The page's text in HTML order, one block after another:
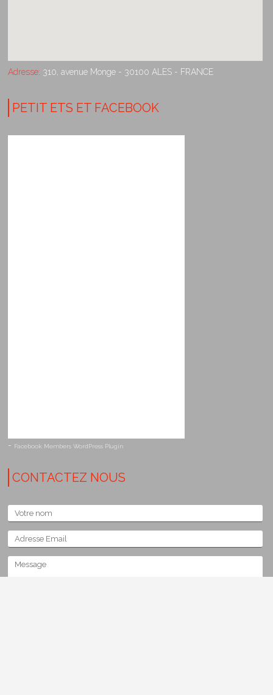
Adresse: 310, avenue Monge - 30100 ALES - FRANCE
PETIT ETS ET FACEBOOK
- Facebook Members WordPress Plugin
CONTACTEZ NOUS